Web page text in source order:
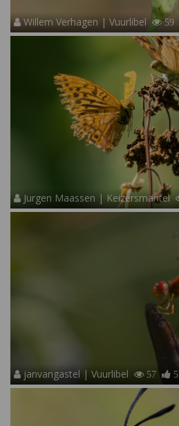
Willem Verhagen | Vuurlibel 59
Jurgen Maassen | Keizersmantel
janvangastel | Vuurlibel 57 5